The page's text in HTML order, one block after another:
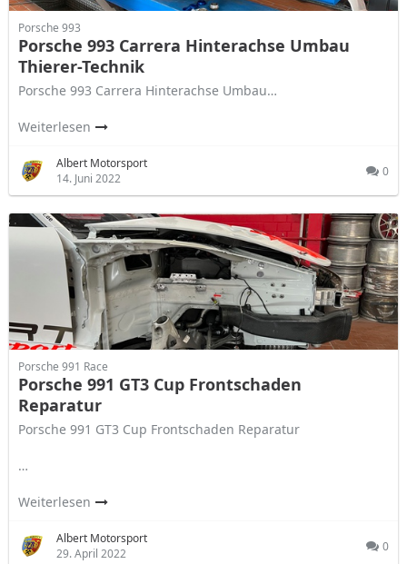
Porsche 993
Porsche 993 Carrera Hinterachse Umbau
Thierer-Technik
Porsche 993 Carrera Hinterachse Umbau…
Weiterlesen
Albert Motorsport
14. Juni 2022
0
Porsche 991 Race
Porsche 991 GT3 Cup Frontschaden
Reparatur
Porsche 991 GT3 Cup Frontschaden Reparatur
…
Weiterlesen
Albert Motorsport
29. April 2022
0